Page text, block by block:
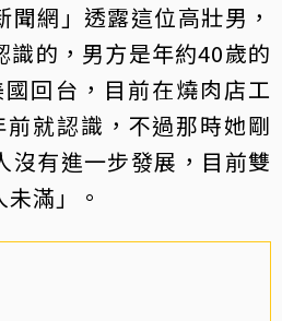
網」透露這位高壯男，
識的，男方是年約40歲的
回台，目前在燒肉店工
就認識，不過那時她剛
沒有進一步發展，目前雙
滿」。